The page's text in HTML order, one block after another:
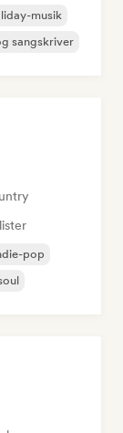
musik
sangskriver
pop